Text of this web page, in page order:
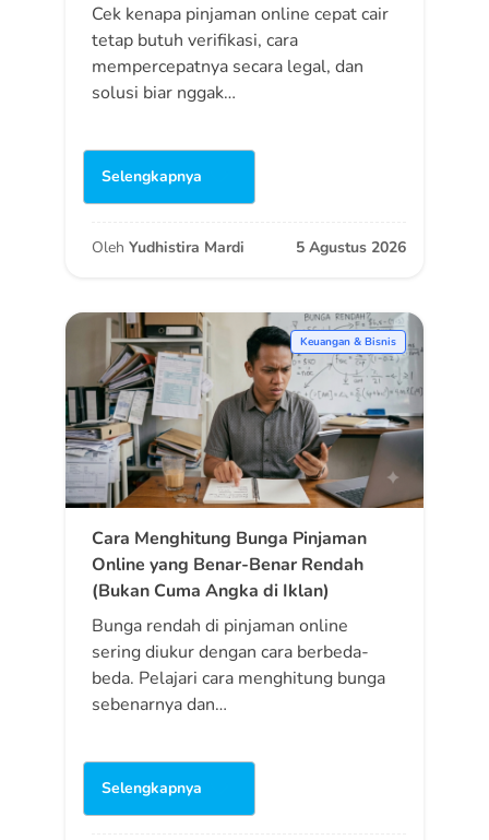
Cek kenapa pinjaman online cepat cair
tetap butuh verifikasi, cara
mempercepatnya secara legal, dan
solusi biar nggak…
Selengkapnya
Oleh Yudhistira Mardi 5 Agustus 2026
Keuangan & Bisnis
Cara Menghitung Bunga Pinjaman
Online yang Benar-Benar Rendah
(Bukan Cuma Angka di Iklan)
Bunga rendah di pinjaman online
sering diukur dengan cara berbeda-
beda. Pelajari cara menghitung bunga
sebenarnya dan…
Selengkapnya